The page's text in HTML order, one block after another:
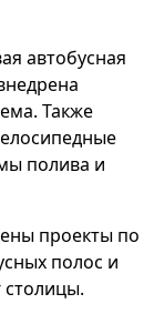
автобусная
Также
полива и
проекты по
полос и
столицы.